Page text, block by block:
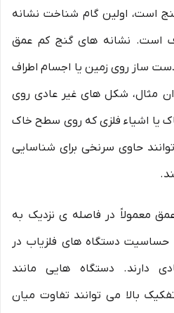
است، اولین گام شناخت نشانه
است. نشانه های گنج کم عمق
ساز روی زمین یا اجسام اطراف
مثال، شکل های غیر عادی روی
یا اشیاء فلزی که روی سطح خاک
حاوی سرنخی برای شناسایی
معمولاً در فاصله ی نزدیک به
دستگاه های فلزیاب در
دارند. دستگاه هایی مانند
بالا می توانند تفاوت میان